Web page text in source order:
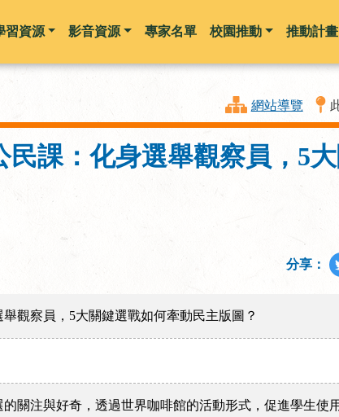
跳到主要內容
習資源 影音資源 專家名單 校園推動 推動計畫
網站導覽
民課：化身選舉觀察員，5
分享：
觀察員，5大關鍵選戰如何牽動民主版圖？
關注與好奇，透過世界咖啡館的活動形式，促進學生使